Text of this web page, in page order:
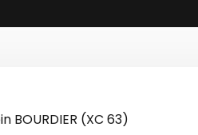
BOURDIER (XC 63)